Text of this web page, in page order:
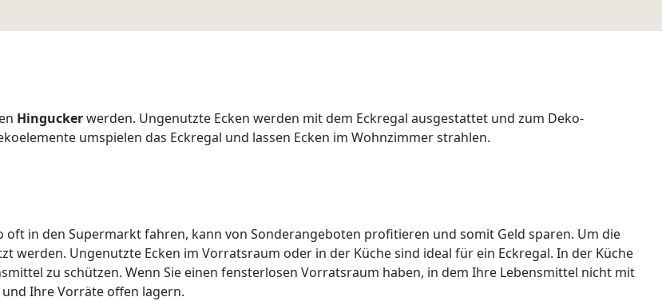
Hinguckerwerden. Ungenutzte Ecken werden mit dem Eckregal ausgestattet und zum Deko-
umspielen das Eckregal und lassen Ecken im Wohnzimmer strahlen.
in den Supermarkt fahren, kann von Sonderangeboten profitieren und somit Geld sparen. Um die
werden. Ungenutzte Ecken im Vorratsraum oder in der Küche sind ideal für ein Eckregal. In der Küche
zu schützen. Wenn Sie einen fensterlosen Vorratsraum haben, in dem Ihre Lebensmittel nicht mit
Ihre Vorräte offen lagern.